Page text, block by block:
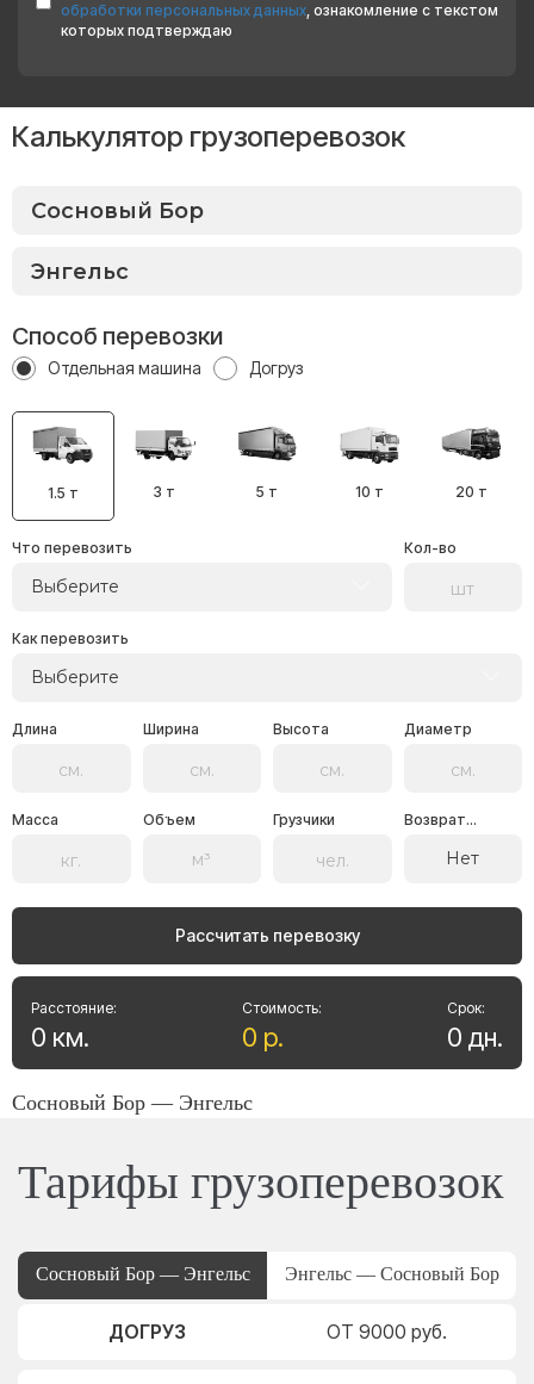
обработки персональных данных, ознакомление с текстом
которых подтверждаю
Калькулятор грузоперевозок
Способ перевозки
Отдельная машина Догруз
1.5 т 3 т 5 т 10 т 20 т
Что перевозить
Выберите
Кол-во
Как перевозить
Выберите
Длина Ширина Высота Диаметр
Масса Объем Грузчики Возврат...
Нет
Рассчитать перевозку
Стоимость:
0 р.
Расстояние:
0 км.
Срок:
0 дн.
Сосновый Бор — Энгельс
Тарифы грузоперевозок
Сосновый Бор — Энгельс Энгельс — Сосновый Бор
ДОГРУЗ ОТ 9000 руб.